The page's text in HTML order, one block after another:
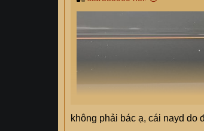
không phải bác ạ, cái nayd do